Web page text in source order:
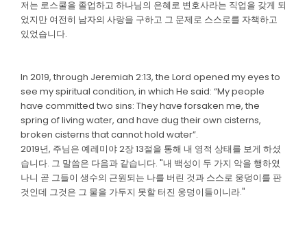
저는 로스쿨을 졸업하고 하나님의 은혜로 변호사라는 직업을 갖게 되
었지만 여전히 남자의 사랑을 구하고 그 문제로 스스로를 자책하고
있었습니다.
In 2019, through Jeremiah 2:13, the Lord opened my eyes to
see my spiritual condition, in which He said: “My people
have committed two sins: They have forsaken me, the
spring of living water, and have dug their own cisterns,
broken cisterns that cannot hold water”.
2019년, 주님은 예레미야 2장 13절을 통해 내 영적 상태를 보게 하셨
습니다. 그 말씀은 다음과 같습니다. "내 백성이 두 가지 악을 행하였
나니 곧 그들이 생수의 근원되는 나를 버린 것과 스스로 웅덩이를 판
것인데 그것은 그 물을 가두지 못할 터진 웅덩이들이니라."